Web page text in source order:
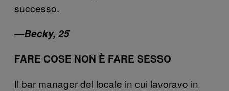
successo.
—Becky, 25
FARE COSE NON È FARE SESSO
Il bar manager del locale in cui lavoravo in